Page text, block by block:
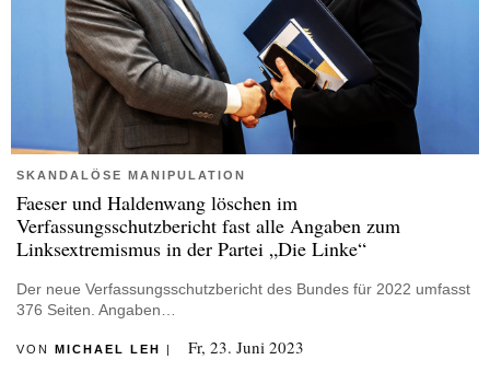
SKANDALÖSE MANIPULATION
Faeser und Haldenwang löschen im
Verfassungsschutzbericht fast alle Angaben zum
Linksextremismus in der Partei „Die Linke“
Der neue Verfassungsschutzbericht des Bundes für 2022 umfasst
376 Seiten. Angaben…
VON MICHAEL LEH | Fr, 23. Juni 2023